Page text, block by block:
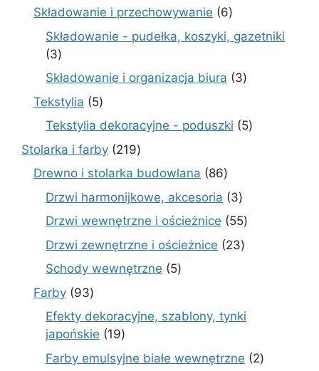
produkty
Składowanie i przechowywanie 66
produktów
Składowanie - pudełka, koszyki, gazetniki
33
produkty
Składowanie i organizacja biura 33
Tekstylia 55
produktów
Tekstylia dekoracyjne - poduszki 55
Stolarka i farby 219219
produktów
Drewno i stolarka budowlana 8686
produktów
Drzwi harmonijkowe, akcesoria 33
produkty
Drzwi wewnętrzne i ościeżnice 5555
produktów
Drzwi zewnętrzne i ościeżnice 2323
Schody wewnętrzne 55
Farby 9393
produkty
Efekty dekoracyjne, szablony, tynki
japońskie
1919
produktów
Farby emulsyjne białe wewnętrzne 22